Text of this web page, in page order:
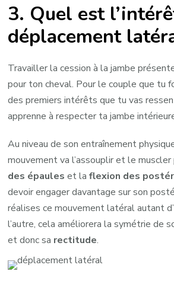
3. Quel est
déplacement
Travailler la cession à la jambe
pour ton cheval. Pour le couple que tu
des premiers intérêts que tu vas
apprenne à respecter ta jambe
Au niveau de son entraînement
mouvement va l’assouplir et le muscler
des épaules et laflexion des
devoir engager davantage sur son
réalises ce mouvement latéral autant
l’autre, cela améliorera la symétrie de
et donc sa rectitude.